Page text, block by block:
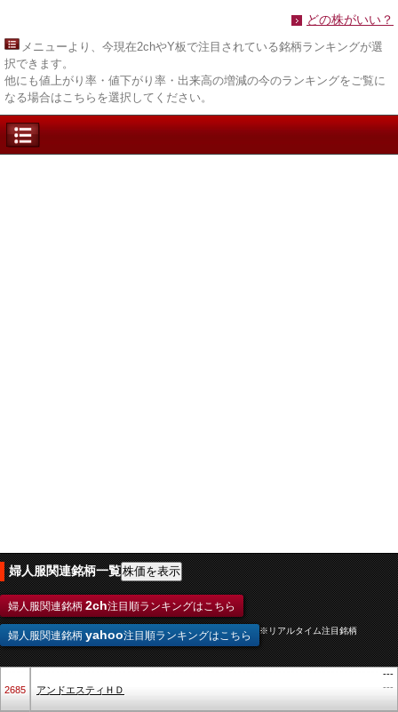
どの株がいい？
メニューより、今現在2chやY板で注目されている銘柄ランキングが選
択できます。
他にも値上がり率・値下がり率・出来高の増減の今のランキングをご覧に
なる場合はこちらを選択してください。
婦人服関連銘柄一覧
婦人服関連銘柄 2ch注目順ランキングはこちら
婦人服関連銘柄 yahoo注目順ランキングはこちら ※リアルタイム注目銘柄
2685 アンドエスティＨＤ
---
---